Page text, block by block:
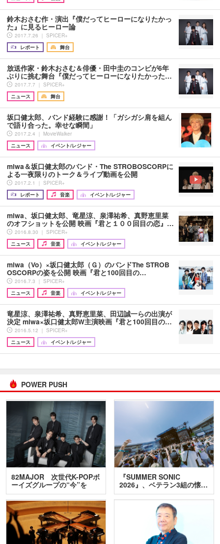
鈴木おさむ作・演出『僕だってヒーローになりたかっ
た』に見るヒーロー論
2017.7.26 ｜ SPICER+
レポート
舞台
放送作家・鈴木おさむ＆俳優・田中圭のコンビが6年
ぶりに挑む舞台『僕だってヒーローになりたかった…
2017.7.7 ｜ SPICER+
ニュース
舞台
坂口健太郎、バンド経験に感謝！「ガシガシ肩を組ん
で語り合った。幸せな瞬間」
2017.2.4 ｜ MovieWalker
ニュース
イベント/レジャー
miwa＆坂口健太郎のバンド・The STROBOSCORPに
よる一夜限りのトーク＆ライブ動画を公開
2017.2.1 ｜ SPICER+
レポート
音楽 イベント/レジャー
miwa、坂口健太郎、竜星涼、泉澤祐希、真野恵里菜
のオフショットを公開 映画『君と１００回目の恋』…
2016.8.30 ｜ SPICER+
ニュース
音楽 イベント/レジャー
miwa（Vo）×坂口健太郎（Ｇ）のバンドThe STROB
OSCORPの姿を公開 映画『君と100回目の…
2016.7.3 ｜ SPICER+
ニュース
音楽 イベント/レジャー
竜星涼、泉澤祐希、真野恵里菜、田辺誠一らの出演が
決定 miwa×坂口健太郎W主演映画『君と100回目の…
2016.5.12 ｜ SPICER+
ニュース
イベント/レジャー
POWER PUSH
82MAJOR 次世代K-POPボ
ーイズグループの“今”を
訊…
『SUMMER SONIC
2026』、ベテラン3組の懐…